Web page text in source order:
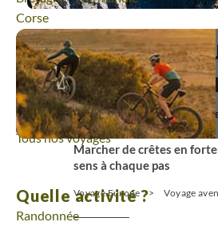
Voyage
Corse
Voyage
Massif Central
Voyage
Pays Basque et Sud-Ouest
Voyage
Provence - Côte d'Azur
Voyage
Pyrénées
Voyage
Vallée de la Loire
Tous nos voyages
Quelle activité ?
Randonnée
Les
(3)
Marcher de crêtes en
sens à chaque pas
Voyage Europe Voyage